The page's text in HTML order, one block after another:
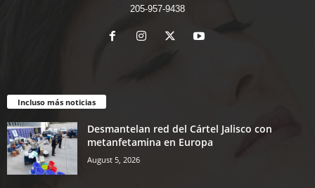
205-957-9438
Incluso más noticias
Desmantelan red del Cártel Jalisco con
metanfetamina en Europa
August 5, 2026